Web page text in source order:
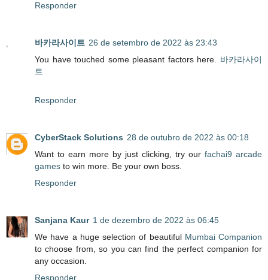
Responder
바카라사이트 26 de setembro de 2022 às 23:43
You have touched some pleasant factors here. 바카라사이
트
Responder
CyberStack Solutions 28 de outubro de 2022 às 00:18
Want to earn more by just clicking, try our fachai9 arcade
games to win more. Be your own boss.
Responder
Sanjana Kaur 1 de dezembro de 2022 às 06:45
We have a huge selection of beautiful Mumbai Companion
to choose from, so you can find the perfect companion for
any occasion.
Responder